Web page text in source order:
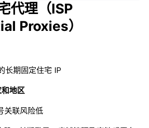
代理（ISP
Proxies）
长期固定住宅 IP
地区
关联风险低